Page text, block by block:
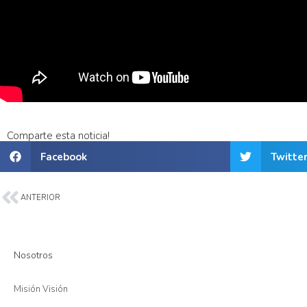
Comparte esta noticia!
Facebook
Twitter
ANTERIOR
Nosotros
Misión Visión